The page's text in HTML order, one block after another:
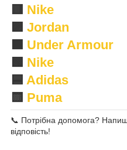
Nike
Jordan
Under Armour
Nike
Adidas
🟨 Puma
📞 Потрібна допомога?
відповість!